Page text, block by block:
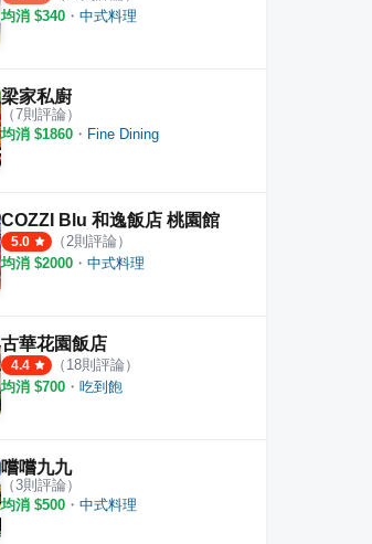
均消 $340 ・ 中式料理
梁家私廚
（7則評論）
均消 $1860 ・ Fine Dining
COZZI Blu 和逸飯店 桃園館
5.0 （ 2則評論）
均消 $2000 ・ 中式料理
古華花園飯店
4.4 （ 18則評論）
均消 $700 ・ 吃到飽
嚐嚐九九
（3則評論）
均消 $500 ・ 中式料理